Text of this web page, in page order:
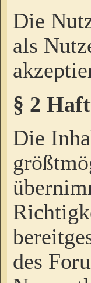
Die
als
§ 2
Die
des